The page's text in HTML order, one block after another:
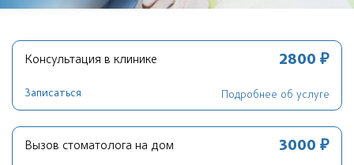
Консультация в клинике 2800 ₽
Записаться Подробнее об услуге
Вызов стоматолога на дом 3000 ₽